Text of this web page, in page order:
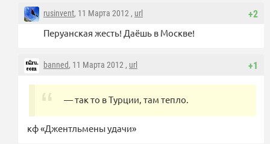
+2
rusinvent, 11 Марта 2012 , url
Перуанская жесть! Даёшь в Москве!
+1
banned, 11 Марта 2012 , url
— так то в Турции, там тепло.
кф «Джентльмены удачи»